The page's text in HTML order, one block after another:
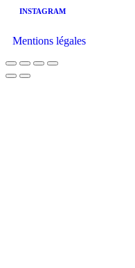
INSTAGRAM
Mentions légales